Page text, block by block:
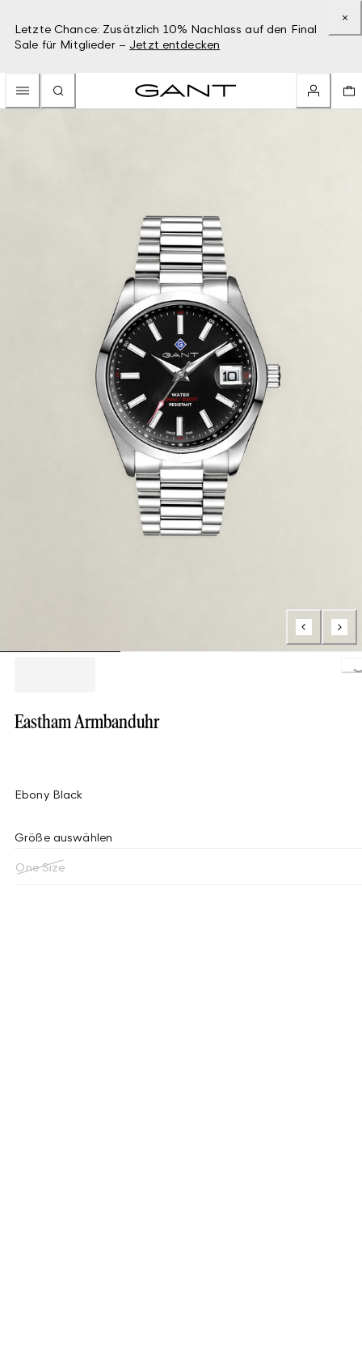
Letzte Chance: Zusätzlich 10% Nachlass auf den Final
Sale für Mitglieder – Jetzt entdecken
Eastham Armbanduhr
Ebony Black
Größe auswählen
One Size